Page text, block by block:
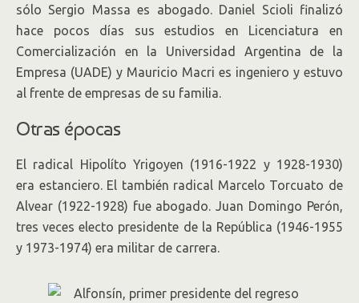
sólo Sergio Massa es abogado. Daniel Scioli finalizó
hace pocos días sus estudios en Licenciatura en
Comercialización en la Universidad Argentina de la
Empresa (UADE) y Mauricio Macri es ingeniero y estuvo
al frente de empresas de su familia.
Otras épocas
El radical Hipolíto Yrigoyen (1916-1922 y 1928-1930)
era estanciero. El también radical Marcelo Torcuato de
Alvear (1922-1928) fue abogado. Juan Domingo Perón,
tres veces electo presidente de la República (1946-1955
y 1973-1974) era militar de carrera.